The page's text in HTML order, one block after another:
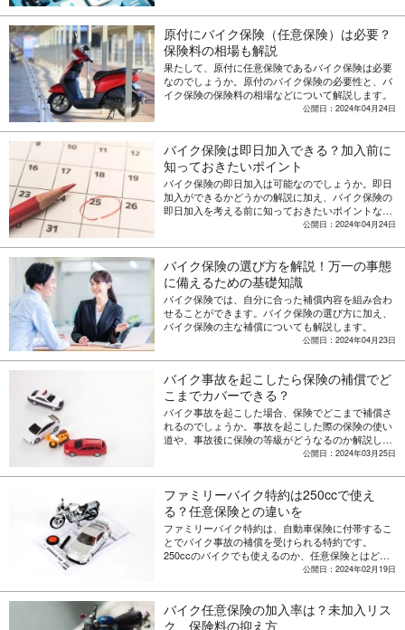
原付にバイク保険（任意保険）は必要？
保険料の相場も解説
果たして、原付に任意保険であるバイク保険は必要
なのでしょうか。原付のバイク保険の必要性と、バ
イク保険の保険料の相場などについて解説します。
公開日：2024年04月24日
バイク保険は即日加入できる？加入前に
知っておきたいポイント
バイク保険の即日加入は可能なのでしょうか。即日
加入ができるかどうかの解説に加え、バイク保険の
即日加入を考える前に知っておきたいポイントなど
公開日：2024年04月24日
バイク保険の選び方を解説！万一の事態
に備えるための基礎知識
バイク保険では、自分に合った補償内容を組み合わ
せることができます。バイク保険の選び方に加え、
バイク保険の主な補償についても解説します。
公開日：2024年04月23日
バイク事故を起こしたら保険の補償でど
こまでカバーできる？
バイク事故を起こした場合、保険でどこまで補償さ
れるのでしょうか。事故を起こした際の保険の使い
道や、事故後に保険の等級がどうなるのか解説しま
公開日：2024年03月25日
ファミリーバイク特約は250ccで使え
る？任意保険との違いを
ファミリーバイク特約は、自動車保険に付帯するこ
とでバイク事故の補償を受けられる特約です。
250ccのバイクでも使えるのか、任意保険とはどの
ように違うのかなどを解説します。公開日：2024年02月19日
バイク任意保険の加入率は？未加入リス
ク、保険料の抑え方